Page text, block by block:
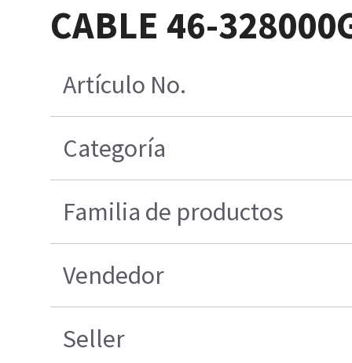
CABLE 46-
Artículo No.
Categoría
Familia de productos
Vendedor
Seller